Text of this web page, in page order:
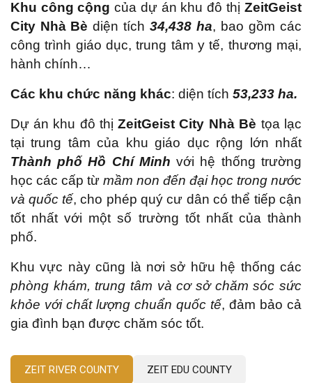
Khu công cộng của dự án khu đô thị ZeitGeist
City Nhà Bè diện tích 34,438 ha, bao gồm các
công trình giáo dục, trung tâm y tế, thương mại,
hành chính…
Các khu chức năng khác: diện tích 53,233 ha.
Dự án khu đô thị ZeitGeist City Nhà Bè tọa lạc
tại trung tâm của khu giáo dục rộng lớn nhất
Thành phố Hồ Chí Minh với hệ thống trường
học các cấp từ mầm non đến đại học trong nước
và quốc tế, cho phép quý cư dân có thể tiếp cận
tốt nhất với một số trường tốt nhất của thành
phố.
Khu vực này cũng là nơi sở hữu hệ thống các
phòng khám, trung tâm và cơ sở chăm sóc sức
khỏe với chất lượng chuẩn quốc tế, đảm bảo cả
gia đình bạn được chăm sóc tốt.
ZEIT RIVER COUNTY ZEIT EDU COUNTY